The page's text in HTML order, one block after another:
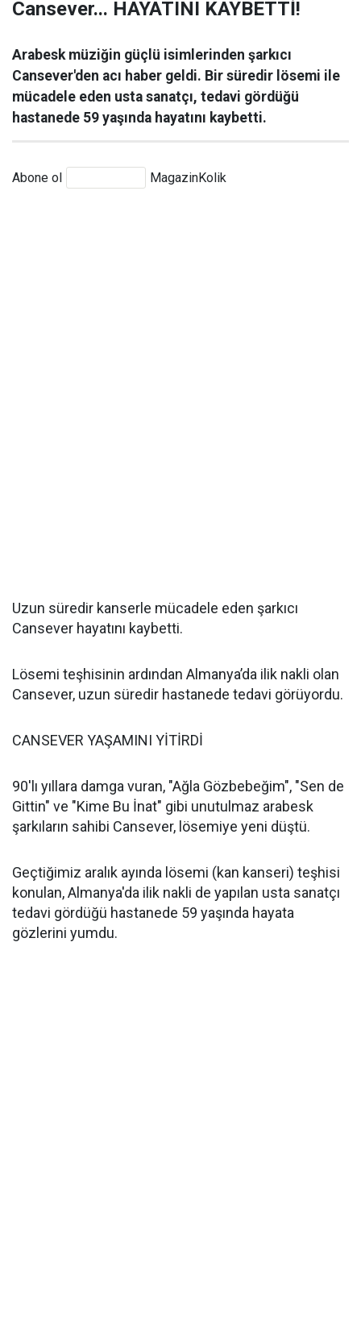
Cansever... HAYATINI KAYBETTİ!
Arabesk müziğin güçlü isimlerinden şarkıcı
Cansever'den acı haber geldi. Bir süredir lösemi ile
mücadele eden usta sanatçı, tedavi gördüğü
hastanede 59 yaşında hayatını kaybetti.
Abone ol MagazinKolik
Uzun süredir kanserle mücadele eden şarkıcı
Cansever hayatını kaybetti.
Lösemi teşhisinin ardından Almanya’da ilik nakli olan
Cansever, uzun süredir hastanede tedavi görüyordu.
CANSEVER YAŞAMINI YİTİRDİ
90'lı yıllara damga vuran, "Ağla Gözbebeğim", "Sen de
Gittin" ve "Kime Bu İnat" gibi unutulmaz arabesk
şarkıların sahibi Cansever, lösemiye yeni düştü.
Geçtiğimiz aralık ayında lösemi (kan kanseri) teşhisi
konulan, Almanya'da ilik nakli de yapılan usta sanatçı
tedavi gördüğü hastanede 59 yaşında hayata
gözlerini yumdu.